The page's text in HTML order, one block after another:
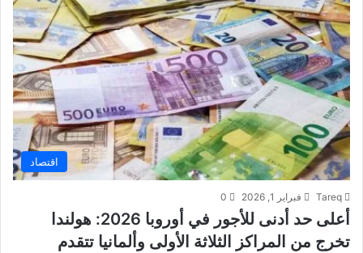
اقتصاد
Tareq فبراير 1, 2026 0
أعلى حد أدنى للأجور في أوروبا 2026: هولندا
تخرج من المراكز الثلاثة الأولى وألمانيا تتقدم